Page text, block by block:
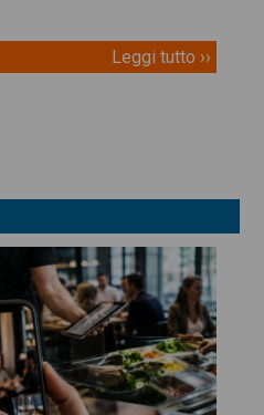
Leggi tutto ››